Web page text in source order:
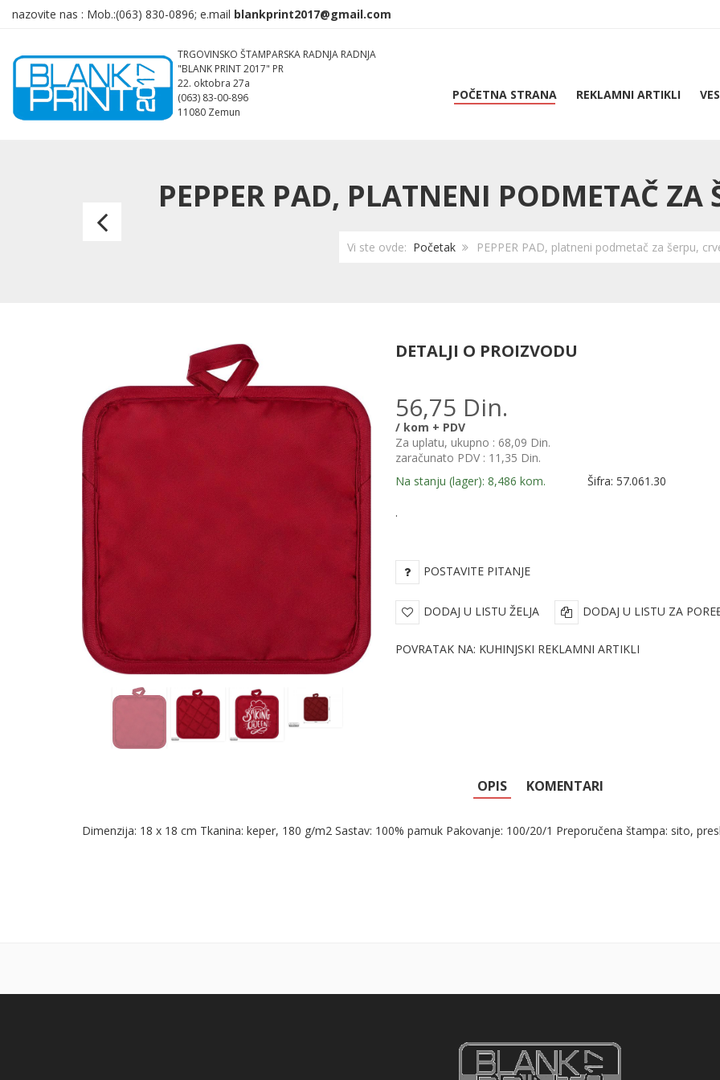
nazovite nas : Mob.:(063) 830-0896; e.mail
TRGOVINSKO ŠTAMPARSKA RADNJA RADNJA
"BLANK PRINT 2017" PR
22. oktobra 27a
(063) 83-00-896
11080 Zemun
POČETNA STRANA REKLAMNI ARTIKLI
PEPPER PAD, PLATNENI PODMETAČ ZA
Vi ste ovde: Početak PEPPER PAD, platneni podmetač za šerpu,
CORTEX
plute,
bež
DETALJI O PROIZVODU
56,75 Din.
/ kom + PDV
Za uplatu, ukupno : 68,09 Din.
zaračunato PDV : 11,35 Din.
Na stanju (lager): 8,486 kom.
Šifra: 57.061.30
.
POSTAVITE PITANJE
DODAJ U LISTU ŽELJA DODAJ U LISTU ZA
POVRATAK NA: KUHINJSKI REKLAMNI ARTIKLI
OPIS KOMENTARI
Dimenzija: 18 x 18 cm Tkanina: keper, 180 g/m2 Sastav: 100% pamuk Pakovanje: 100/20/1 Preporučena štampa: sito,